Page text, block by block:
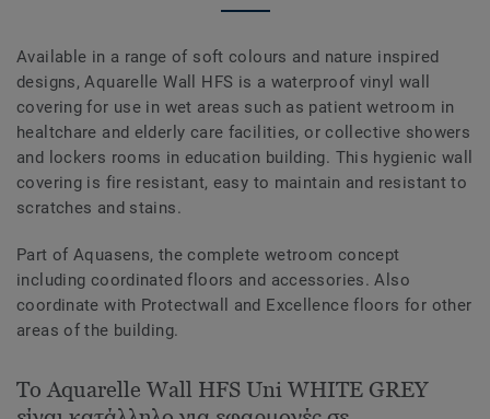
Available in a range of soft colours and nature inspired
designs, Aquarelle Wall HFS is a waterproof vinyl wall
covering for use in wet areas such as patient wetroom in
healtchare and elderly care facilities, or collective showers
and lockers rooms in education building. This hygienic wall
covering is fire resistant, easy to maintain and resistant to
scratches and stains.
Part of Aquasens, the complete wetroom concept
including coordinated floors and accessories. Also
coordinate with Protectwall and Excellence floors for other
areas of the building.
Το Aquarelle Wall HFS Uni WHITE GREY